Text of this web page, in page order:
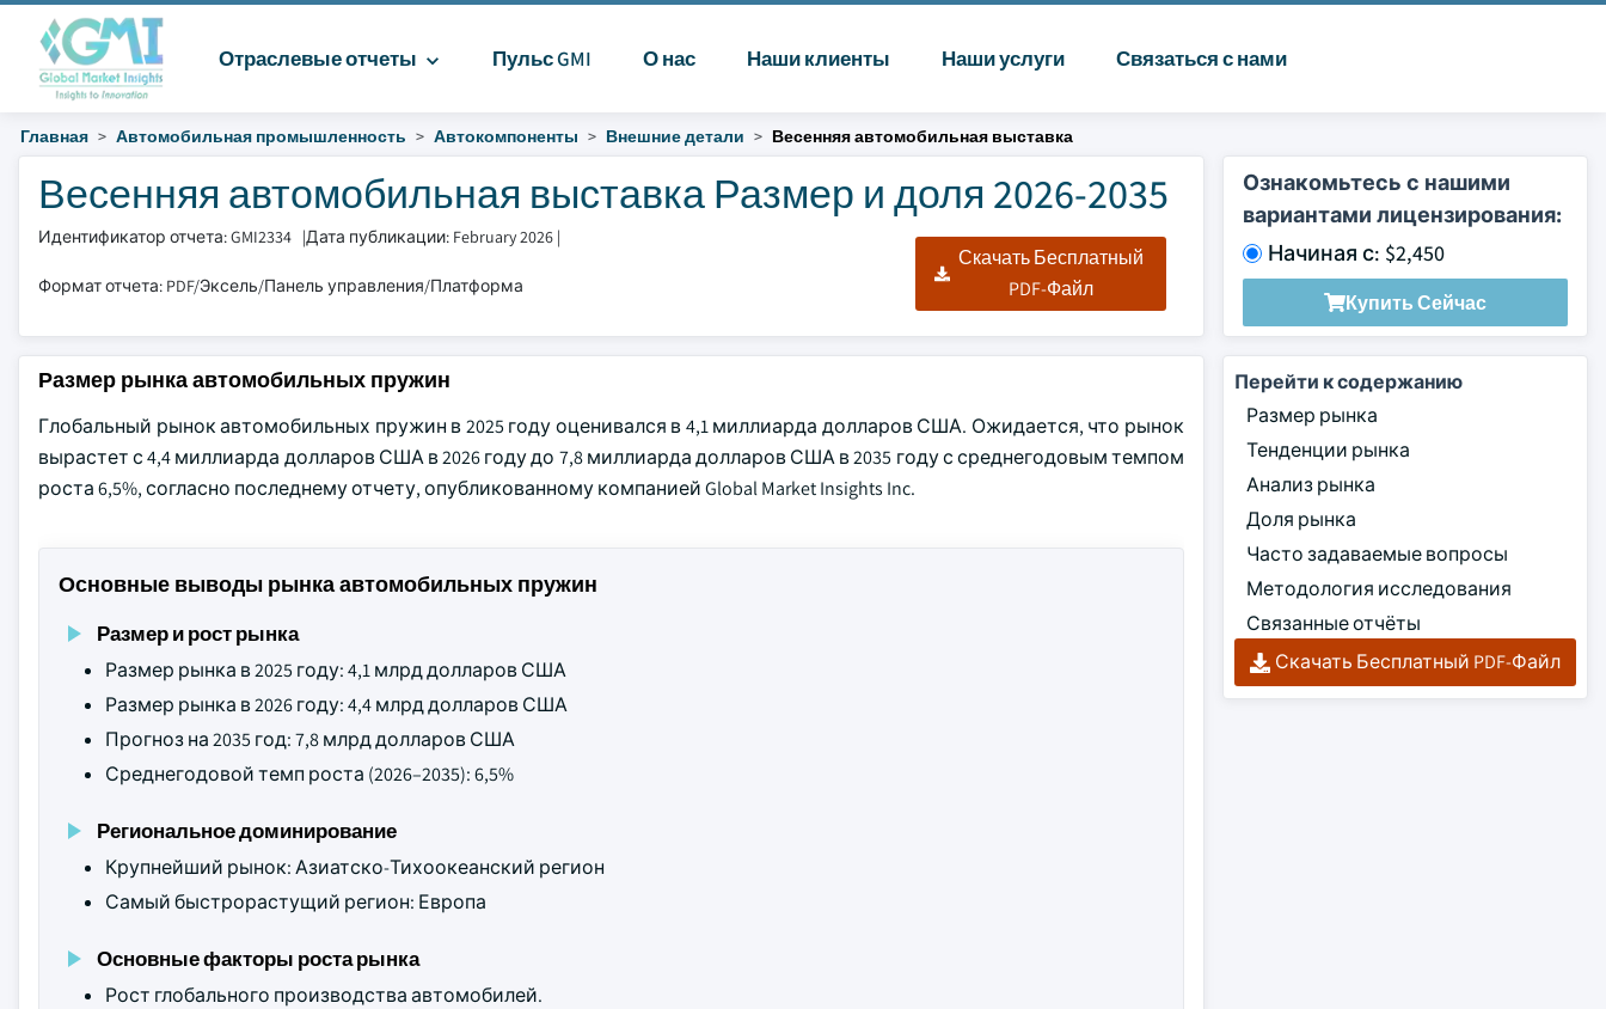
Отраслевые отчеты Пульс GMI О нас Наши клиенты Наши услуги Связаться с нами
Главная Автомобильная промышленность Автокомпоненты Внешние детали Весенняя автомобильная выставка
Весенняя автомобильная выставка Размер и доля 2026-2035
Идентификатор отчета: GMI2334 |Дата публикации: February 2026 |
Формат отчета: PDF/Эксель/Панель управления/Платформа
Скачать Бесплатный
PDF-Файл
Ознакомьтесь с нашими
вариантами лицензирования:
Начиная с: $2,450
Купить Сейчас
Размер рынка автомобильных пружин
Глобальный рынок автомобильных пружин в 2025 году оценивался в 4,1 миллиарда долларов США. Ожидается, что рынок
вырастет с 4,4 миллиарда долларов США в 2026 году до 7,8 миллиарда долларов США в 2035 году с среднегодовым темпом
роста 6,5%, согласно последнему отчету, опубликованному компанией Global Market Insights Inc.
Основные выводы рынка автомобильных пружин
Размер и рост рынка
Размер рынка в 2025 году: 4,1 млрд долларов США
Размер рынка в 2026 году: 4,4 млрд долларов США
Прогноз на 2035 год: 7,8 млрд долларов США
Среднегодовой темп роста (2026–2035): 6,5%
Региональное доминирование
Крупнейший рынок: Азиатско-Тихоокеанский регион
Самый быстрорастущий регион: Европа
Основные факторы роста рынка
Рост глобального производства автомобилей.
Перейти к содержанию
Размер рынка
Тенденции рынка
Анализ рынка
Доля рынка
Часто задаваемые вопросы
Методология исследования
Связанные отчёты
Скачать Бесплатный PDF-Файл